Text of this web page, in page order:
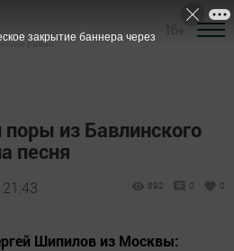
район
из Бавлинского
песня
892 0 0
Шипилов из Москвы:
закрытие баннера через